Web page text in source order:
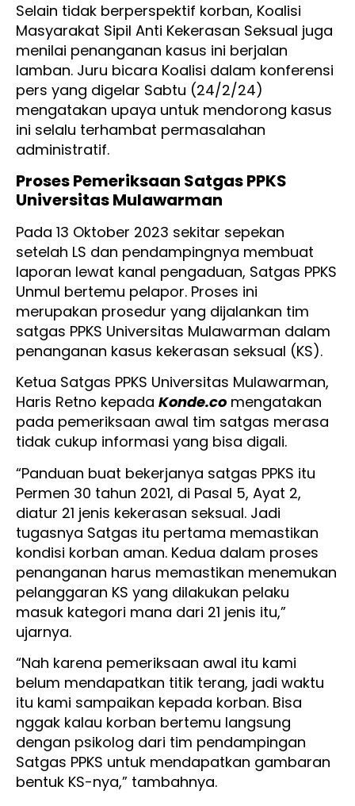
Selain tidak berperspektif korban, Koalisi
Masyarakat Sipil Anti Kekerasan Seksual juga
menilai penanganan kasus ini berjalan
lamban. Juru bicara Koalisi dalam konferensi
pers yang digelar Sabtu (24/2/24)
mengatakan upaya untuk mendorong kasus
ini selalu terhambat permasalahan
administratif.
Proses Pemeriksaan Satgas PPKS
Universitas Mulawarman
Pada 13 Oktober 2023 sekitar sepekan
setelah LS dan pendampingnya membuat
laporan lewat kanal pengaduan, Satgas PPKS
Unmul bertemu pelapor. Proses ini
merupakan prosedur yang dijalankan tim
satgas PPKS Universitas Mulawarman dalam
penanganan kasus kekerasan seksual (KS).
Ketua Satgas PPKS Universitas Mulawarman,
Haris Retno kepada Konde.co mengatakan
pada pemeriksaan awal tim satgas merasa
tidak cukup informasi yang bisa digali.
“Panduan buat bekerjanya satgas PPKS itu
Permen 30 tahun 2021, di Pasal 5, Ayat 2,
diatur 21 jenis kekerasan seksual. Jadi
tugasnya Satgas itu pertama memastikan
kondisi korban aman. Kedua dalam proses
penanganan harus memastikan menemukan
pelanggaran KS yang dilakukan pelaku
masuk kategori mana dari 21 jenis itu,”
ujarnya.
“Nah karena pemeriksaan awal itu kami
belum mendapatkan titik terang, jadi waktu
itu kami sampaikan kepada korban. Bisa
nggak kalau korban bertemu langsung
dengan psikolog dari tim pendampingan
Satgas PPKS untuk mendapatkan gambaran
bentuk KS-nya,” tambahnya.